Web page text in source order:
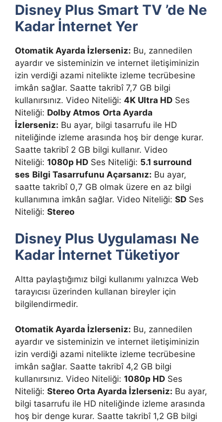
Disney Plus Smart TV ’de Ne
Kadar İnternet Yer
Otomatik Ayarda İzlerseniz: Bu, zannedilen
ayardır ve sisteminizin ve internet iletişiminizin
izin verdiği azami nitelikte izleme tecrübesine
imkân sağlar. Saatte takribî 7,7 GB bilgi
kullanırsınız. Video Niteliği: 4K Ultra HD Ses
Niteliği: Dolby Atmos Orta Ayarda
İzlerseniz: Bu ayar, bilgi tasarrufu ile HD
niteliğinde izleme arasında hoş bir denge kurar.
Saatte takribî 2 GB bilgi kullanır. Video
Niteliği: 1080p HD Ses Niteliği: 5.1 surround
ses Bilgi Tasarrufunu Açarsanız: Bu ayar,
saatte takribî 0,7 GB olmak üzere en az bilgi
kullanımına imkân sağlar. Video Niteliği: SD Ses
Niteliği: Stereo
Disney Plus Uygulaması Ne
Kadar İnternet Tüketiyor
Altta paylaştığımız bilgi kullanımı yalnızca Web
tarayıcısı üzerinden kullanan bireyler için
bilgilendirmedir.
Otomatik Ayarda İzlerseniz: Bu, zannedilen
ayardır ve sisteminizin ve internet iletişiminizin
izin verdiği azami nitelikte izleme tecrübesine
imkân sağlar. Saatte takribî 4,2 GB bilgi
kullanırsınız. Video Niteliği: 1080p HD Ses
Niteliği: Stereo Orta Ayarda İzlerseniz: Bu ayar,
bilgi tasarrufu ile HD niteliğinde izleme arasında
hoş bir denge kurar. Saatte takribî 1,2 GB bilgi